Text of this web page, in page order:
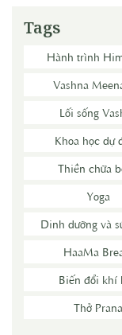
Tags
Hành trình
Vashna
Lối sống
Khoa học dự
Thiền chữa
Yoga
Dinh dưỡng và
HaaMa
Biến đổi khí
Thở Prana